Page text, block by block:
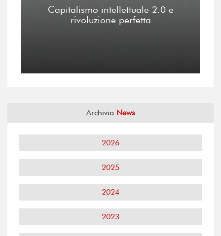
Capitalismo intellettuale 2.0 e
rivoluzione perfetta
Archivio News
2026
2025
2024
2023